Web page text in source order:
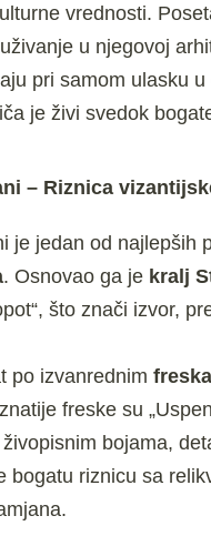
vrednosti.
u njegovoj
pri samom ulasku
je živi svedok
– Riznica
je jedan od najlepših
. Osnovao ga je kralj
što znači izvor,
po izvanrednim
freske su
bojama,
bogatu riznicu sa